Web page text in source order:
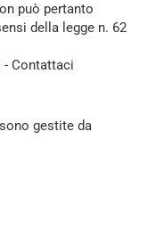
può pertanto
della legge n. 62
- Contattaci
gestite da